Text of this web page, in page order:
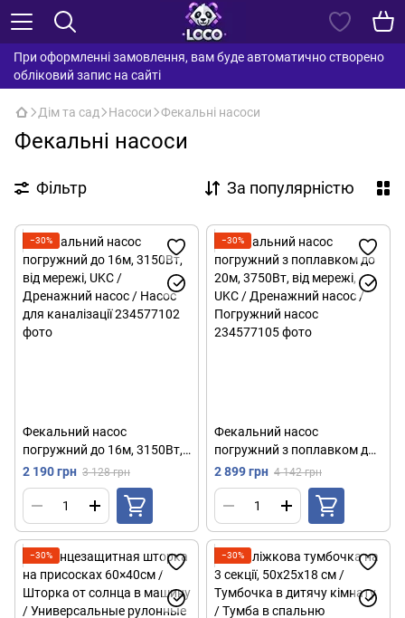
При оформленні замовлення, вам буде автоматично створено
обліковий запис на сайті
Дім та сад Насоси Фекальні насоси
Фекальні насоси
Фільтр За популярністю
−30%
Фекальний насос
погружний до 16м, 3150Вт,
від мережі, UKC /
Дренажний насос / Насос
для каналізації
2 190 грн 3 128 грн
−30%
Фекальний насос
погружний з поплавком до
20м, 3750Вт, від мережі,
UKC / Дренажний насос /
Погружний насос
2 899 грн 4 142 грн
−30% −30%